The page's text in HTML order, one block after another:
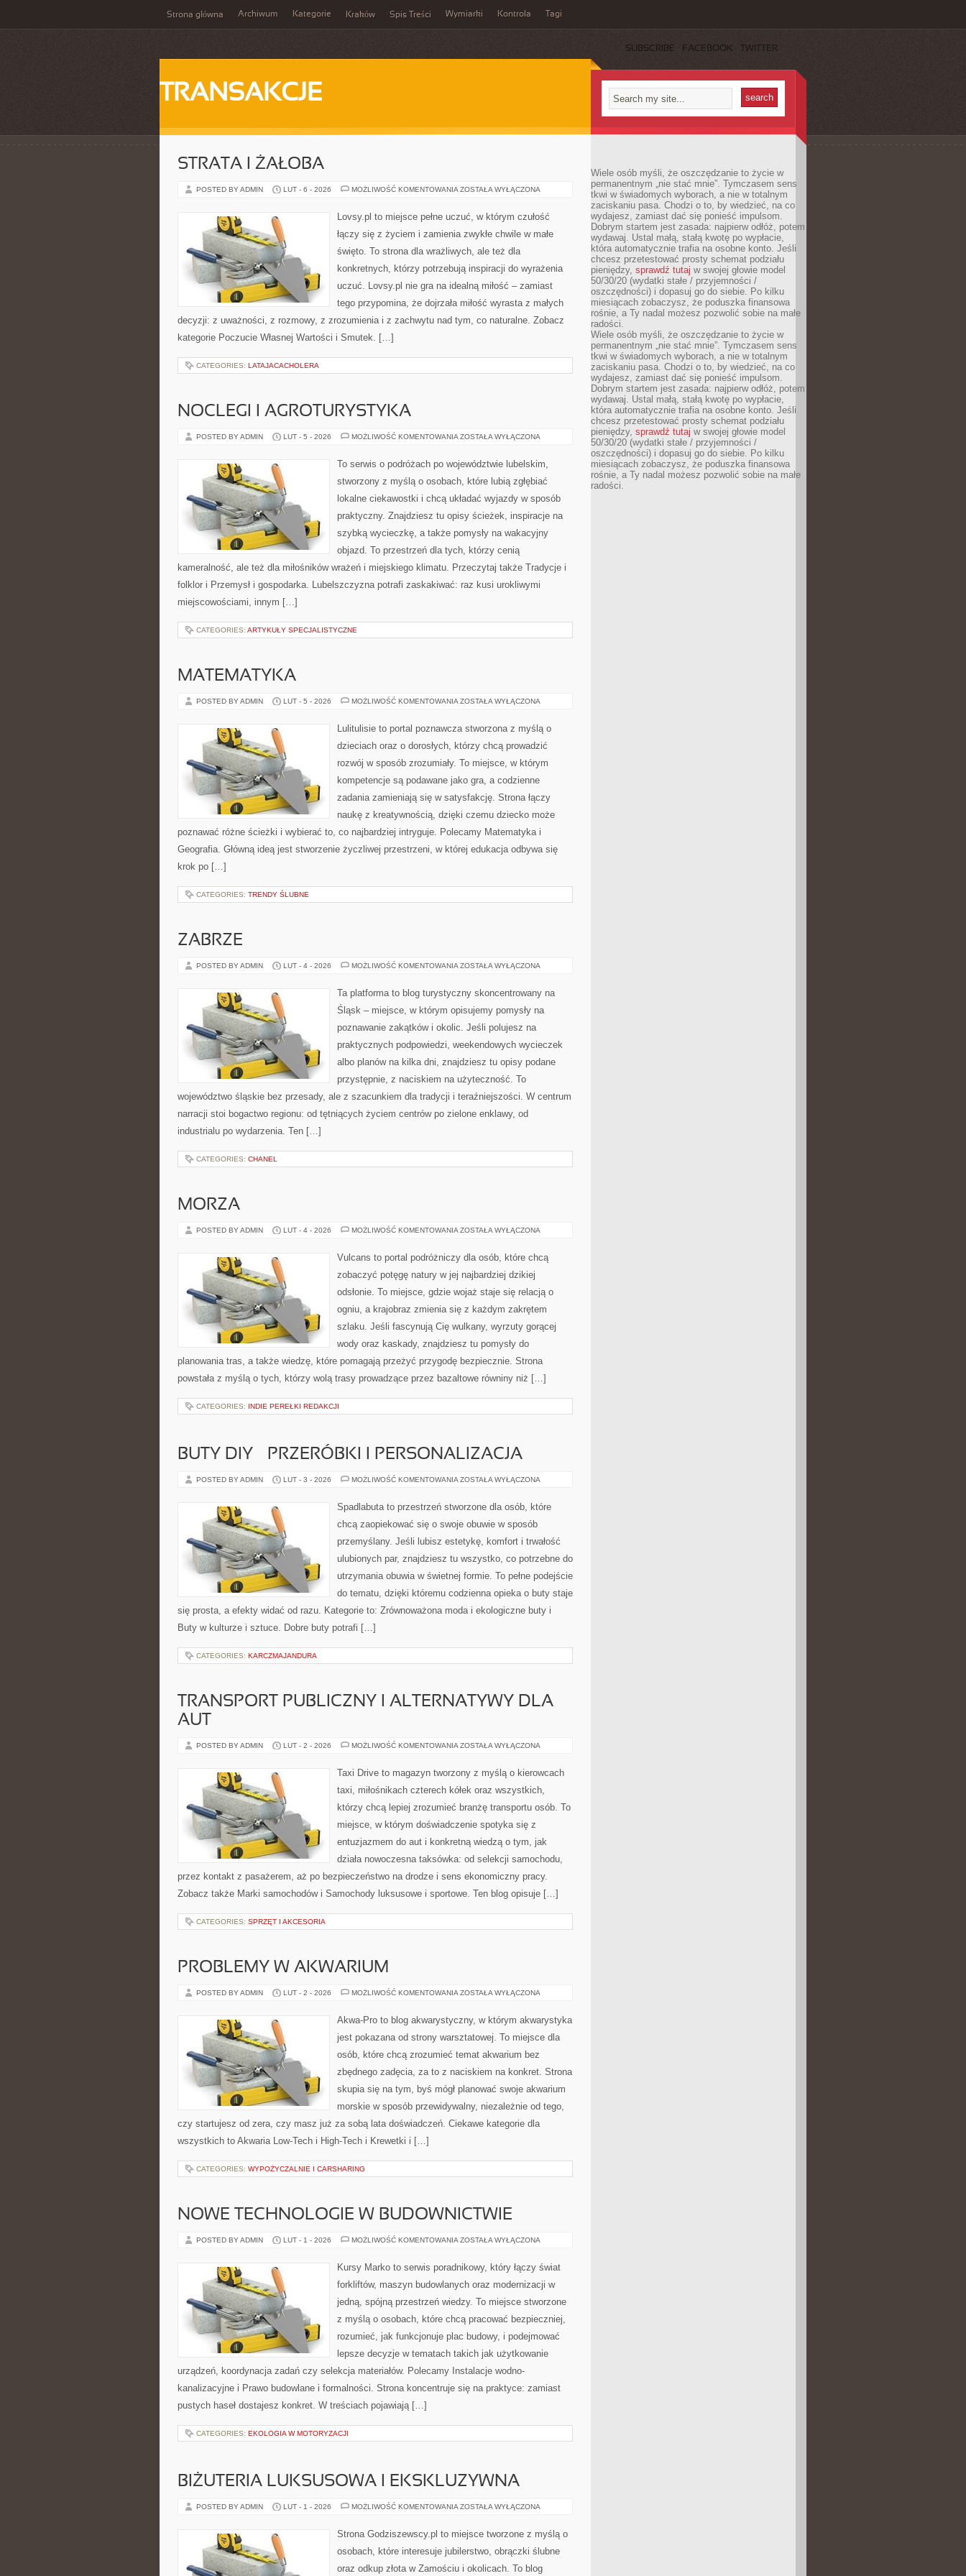
Strona główna Archiwum Kategorie Kraków Spis Treści Wymiarki Kontrola Tagi
SUBSCRIBE FACEBOOK TWITTER
TRANSAKCJE
STRATA I ŻAŁOBA
POSTED BY ADMIN LUT - 6 - 2026 MOŻLIWOŚĆ KOMENTOWANIA STRATA
ZOSTAŁA WYŁĄCZONA
Lovsy.pl to miejsce pełne uczuć, w którym czułość
łączy się z życiem i zamienia zwykłe chwile w małe
święto. To strona dla wrażliwych, ale też dla
konkretnych, którzy potrzebują inspiracji do wyrażenia
uczuć. Lovsy.pl nie gra na idealną miłość – zamiast
tego przypomina, że dojrzała miłość wyrasta z małych
decyzji: z uważności, z rozmowy, z zrozumienia i z zachwytu nad tym, co naturalne. Zobacz
kategorie Poczucie Własnej Wartości i Smutek. […]
CATEGORIES: LATAJACACHOLERA
NOCLEGI I AGROTURYSTYKA
POSTED BY ADMIN LUT - 5 - 2026 MOŻLIWOŚĆ KOMENTOWANIA NOCLEGI
ZOSTAŁA WYŁĄCZONA
To serwis o podróżach po województwie lubelskim,
stworzony z myślą o osobach, które lubią zgłębiać
lokalne ciekawostki i chcą układać wyjazdy w sposób
praktyczny. Znajdziesz tu opisy ścieżek, inspiracje na
szybką wycieczkę, a także pomysły na wakacyjny
objazd. To przestrzeń dla tych, którzy cenią
kameralność, ale też dla miłośników wrażeń i miejskiego klimatu. Przeczytaj także Tradycje i
folklor i Przemysł i gospodarka. Lubelszczyzna potrafi zaskakiwać: raz kusi urokliwymi
miejscowościami, innym […]
CATEGORIES: ARTYKUŁY SPECJALISTYCZNE
MATEMATYKA
POSTED BY ADMIN LUT - 5 - 2026 MOŻLIWOŚĆ KOMENTOWANIA MATEMATYKA
ZOSTAŁA WYŁĄCZONA
Lulitulisie to portal poznawcza stworzona z myślą o
dzieciach oraz o dorosłych, którzy chcą prowadzić
rozwój w sposób zrozumiały. To miejsce, w którym
kompetencje są podawane jako gra, a codzienne
zadania zamieniają się w satysfakcję. Strona łączy
naukę z kreatywnością, dzięki czemu dziecko może
poznawać różne ścieżki i wybierać to, co najbardziej intryguje. Polecamy Matematyka i
Geografia. Główną ideą jest stworzenie życzliwej przestrzeni, w której edukacja odbywa się
krok po […]
CATEGORIES: TRENDY ŚLUBNE
ZABRZE
POSTED BY ADMIN LUT - 4 - 2026 MOŻLIWOŚĆ KOMENTOWANIA ZABRZE
ZOSTAŁA WYŁĄCZONA
Ta platforma to blog turystyczny skoncentrowany na
Śląsk – miejsce, w którym opisujemy pomysły na
poznawanie zakątków i okolic. Jeśli polujesz na
praktycznych podpowiedzi, weekendowych wycieczek
albo planów na kilka dni, znajdziesz tu opisy podane
przystępnie, z naciskiem na użyteczność. To
województwo śląskie bez przesady, ale z szacunkiem dla tradycji i teraźniejszości. W centrum
narracji stoi bogactwo regionu: od tętniących życiem centrów po zielone enklawy, od
industrialu po wydarzenia. Ten […]
CATEGORIES: CHANEL
MORZA
POSTED BY ADMIN LUT - 4 - 2026 MOŻLIWOŚĆ KOMENTOWANIA MORZA
ZOSTAŁA WYŁĄCZONA
Vulcans to portal podróżniczy dla osób, które chcą
zobaczyć potęgę natury w jej najbardziej dzikiej
odsłonie. To miejsce, gdzie wojaż staje się relacją o
ogniu, a krajobraz zmienia się z każdym zakrętem
szlaku. Jeśli fascynują Cię wulkany, wyrzuty gorącej
wody oraz kaskady, znajdziesz tu pomysły do
planowania tras, a także wiedzę, które pomagają przeżyć przygodę bezpiecznie. Strona
powstała z myślą o tych, którzy wolą trasy prowadzące przez bazaltowe równiny niż […]
CATEGORIES: INDIE PEREŁKI REDAKCJI
BUTY DIY – PRZERÓBKI I PERSONALIZACJA
POSTED BY ADMIN LUT - 3 - 2026 MOŻLIWOŚĆ KOMENTOWANIA BUTY
PRZERÓBKI
I
ZOSTAŁA WYŁĄCZONA
Spadlabuta to przestrzeń stworzone dla osób, które
chcą zaopiekować się o swoje obuwie w sposób
przemyślany. Jeśli lubisz estetykę, komfort i trwałość
ulubionych par, znajdziesz tu wszystko, co potrzebne do
utrzymania obuwia w świetnej formie. To pełne podejście
do tematu, dzięki któremu codzienna opieka o buty staje
się prosta, a efekty widać od razu. Kategorie to: Zrównoważona moda i ekologiczne buty i
Buty w kulturze i sztuce. Dobre buty potrafi […]
CATEGORIES: KARCZMAJANDURA
TRANSPORT PUBLICZNY I ALTERNATYWY DLA
AUT
POSTED BY ADMIN LUT - 2 - 2026 MOŻLIWOŚĆ KOMENTOWANIA TRANSPORT
ALTERNATYWY
DLA
ZOSTAŁA WYŁĄCZONA
Taxi Drive to magazyn tworzony z myślą o kierowcach
taxi, miłośnikach czterech kółek oraz wszystkich,
którzy chcą lepiej zrozumieć branżę transportu osób. To
miejsce, w którym doświadczenie spotyka się z
entuzjazmem do aut i konkretną wiedzą o tym, jak
działa nowoczesna taksówka: od selekcji samochodu,
przez kontakt z pasażerem, aż po bezpieczeństwo na drodze i sens ekonomiczny pracy.
Zobacz także Marki samochodów i Samochody luksusowe i sportowe. Ten blog opisuje […]
CATEGORIES: SPRZĘT I AKCESORIA
PROBLEMY W AKWARIUM
POSTED BY ADMIN LUT - 2 - 2026 MOŻLIWOŚĆ KOMENTOWANIA PROBLEMY
ZOSTAŁA WYŁĄCZONA
Akwa-Pro to blog akwarystyczny, w którym akwarystyka
jest pokazana od strony warsztatowej. To miejsce dla
osób, które chcą zrozumieć temat akwarium bez
zbędnego zadęcia, za to z naciskiem na konkret. Strona
skupia się na tym, byś mógł planować swoje akwarium
morskie w sposób przewidywalny, niezależnie od tego,
czy startujesz od zera, czy masz już za sobą lata doświadczeń. Ciekawe kategorie dla
wszystkich to Akwaria Low-Tech i High-Tech i Krewetki i […]
CATEGORIES: WYPOŻYCZALNIE I CARSHARING
NOWE TECHNOLOGIE W BUDOWNICTWIE
POSTED BY ADMIN LUT - 1 - 2026 MOŻLIWOŚĆ KOMENTOWANIA NOWE
BUDOWNICTWIE
ZOSTAŁA WYŁĄCZONA
Kursy Marko to serwis poradnikowy, który łączy świat
forkliftów, maszyn budowlanych oraz modernizacji w
jedną, spójną przestrzeń wiedzy. To miejsce stworzone
z myślą o osobach, które chcą pracować bezpieczniej,
rozumieć, jak funkcjonuje plac budowy, i podejmować
lepsze decyzje w tematach takich jak użytkowanie
urządzeń, koordynacja zadań czy selekcja materiałów. Polecamy Instalacje wodno-
kanalizacyjne i Prawo budowlane i formalności. Strona koncentruje się na praktyce: zamiast
pustych haseł dostajesz konkret. W treściach pojawiają […]
CATEGORIES: EKOLOGIA W MOTORYZACJI
BIŻUTERIA LUKSUSOWA I EKSKLUZYWNA
POSTED BY ADMIN LUT - 1 - 2026 MOŻLIWOŚĆ KOMENTOWANIA BIŻUTERIA
EKSKLUZYWNA
ZOSTAŁA WYŁĄCZONA
Strona Godziszewscy.pl to miejsce tworzone z myślą o
osobach, które interesuje jubilerstwo, obrączki ślubne
oraz odkup złota w Zamościu i okolicach. To blog
Wiele osób myśli, że oszczędzanie to życie w
permanentnym „nie stać mnie”. Tymczasem sens
tkwi w świadomych wyborach, a nie w totalnym
zaciskaniu pasa. Chodzi o to, by wiedzieć, na co
wydajesz, zamiast dać się ponieść impulsom.
Dobrym startem jest zasada: najpierw odłóż, potem
wydawaj. Ustal małą, stałą kwotę po wypłacie,
która automatycznie trafia na osobne konto. Jeśli
chcesz przetestować prosty schemat podziału
pieniędzy, sprawdź tutaj w swojej głowie model
50/30/20 (wydatki stałe / przyjemności /
oszczędności) i dopasuj go do siebie. Po kilku
miesiącach zobaczysz, że poduszka finansowa
rośnie, a Ty nadal możesz pozwolić sobie na małe
radości.
Wiele osób myśli, że oszczędzanie to życie w
permanentnym „nie stać mnie”. Tymczasem sens
tkwi w świadomych wyborach, a nie w totalnym
zaciskaniu pasa. Chodzi o to, by wiedzieć, na co
wydajesz, zamiast dać się ponieść impulsom.
Dobrym startem jest zasada: najpierw odłóż, potem
wydawaj. Ustal małą, stałą kwotę po wypłacie,
która automatycznie trafia na osobne konto. Jeśli
chcesz przetestować prosty schemat podziału
pieniędzy, sprawdź tutaj w swojej głowie model
50/30/20 (wydatki stałe / przyjemności /
oszczędności) i dopasuj go do siebie. Po kilku
miesiącach zobaczysz, że poduszka finansowa
rośnie, a Ty nadal możesz pozwolić sobie na małe
radości.